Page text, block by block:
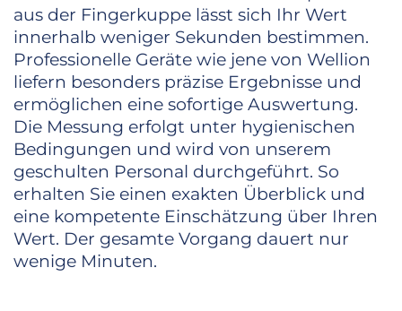
aus der Fingerkuppe lässt sich Ihr Wert
innerhalb weniger Sekunden bestimmen.
Professionelle Geräte wie jene von Wellion
liefern besonders präzise Ergebnisse und
ermöglichen eine sofortige Auswertung.
Die Messung erfolgt unter hygienischen
Bedingungen und wird von unserem
geschulten Personal durchgeführt. So
erhalten Sie einen exakten Überblick und
eine kompetente Einschätzung über Ihren
Wert. Der gesamte Vorgang dauert nur
wenige Minuten.